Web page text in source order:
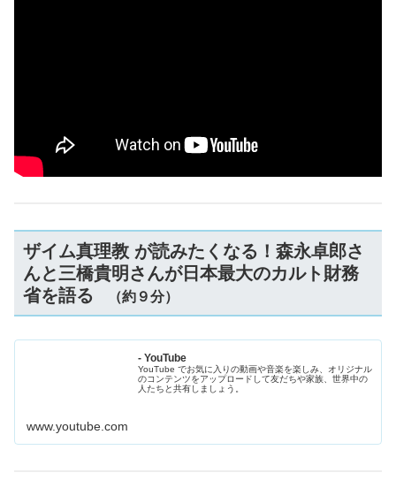
ザイム真理教 が読みたくなる！森永卓郎さ
んと三橋貴明さんが日本最大のカルト財務
省を語る （約９分）
- YouTube
YouTube でお気に入りの動画や音楽を楽しみ、オリジナル
のコンテンツをアップロードして友だちや家族、世界中の
人たちと共有しましょう。
www.youtube.com